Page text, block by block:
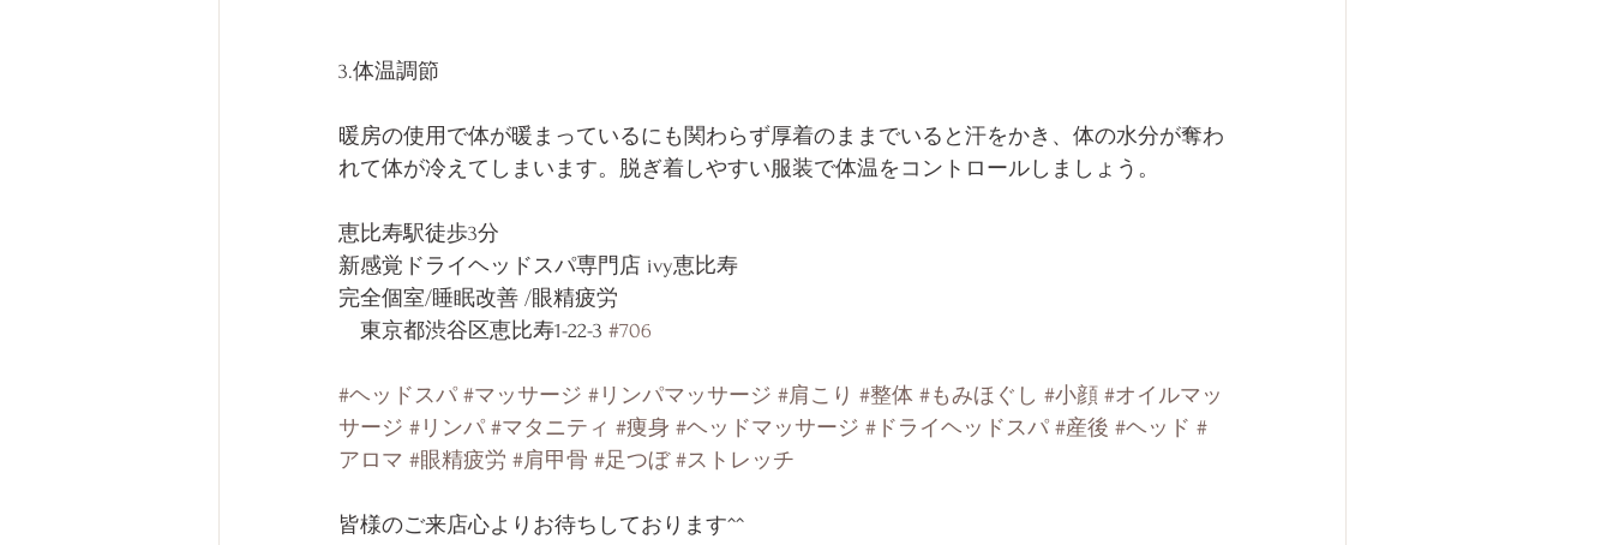
3.体温調節
暖房の使用で体が暖まっているにも関わらず厚着のままでいると汗をかき、体の水分が奪わ
れて体が冷えてしまいます。脱ぎ着しやすい服装で体温をコントロールしましょう。
恵比寿駅徒歩3分
新感覚ドライヘッドスパ専門店 ivy恵比寿
完全個室/睡眠改善 /眼精疲労
東京都渋谷区恵比寿1-22-3 #706
#ヘッドスパ #マッサージ #リンパマッサージ #肩こり #整体 #もみほぐし #小顔 #オイルマッ
サージ #リンパ #マタニティ #痩身 #ヘッドマッサージ #ドライヘッドスパ #産後 #ヘッド #
アロマ #眼精疲労 #肩甲骨 #足つぼ #ストレッチ
皆様のご来店心よりお待ちしております^^